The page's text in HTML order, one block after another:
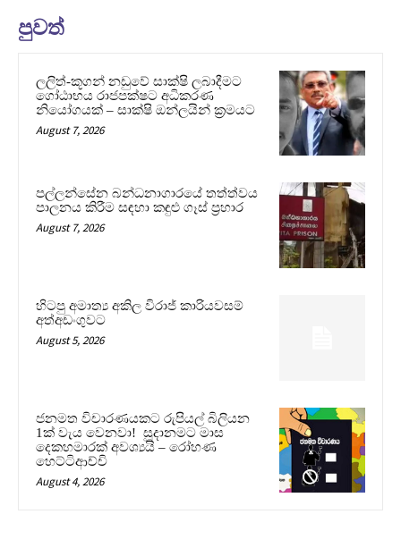
පුවත්
ලලිත්-කූගන් නඩුවේ සාක්ෂි ලබාදීමට
ගෝඨාභය රාජපක්ෂට අධිකරණ
නියෝගයක් – සාක්ෂි ඔන්ලයින් ක්‍රමයට
August 7, 2026
පල්ලන්සේන බන්ධනාගාරයේ තත්ත්වය
පාලනය කිරීම සඳහා කඳුළු ගෑස් ප්‍රහාර
August 7, 2026
හිටපු අමාත්‍ය අකිල විරාජ් කාරියවසම්
අත්අඩංගුවට
August 5, 2026
ජනමත විචාරණයකට රුපියල් බිලියන
1ක් වැය වෙනවා! සූදානමට මාස
දෙකහමාරක් අවශ්‍යයි – රෝහණ
හෙට්ටිආච්චි
August 4, 2026